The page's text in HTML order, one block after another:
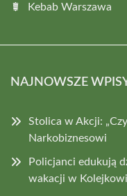
Kebab Warszawa
NAJNOWSZE
Stolica w Akcji:
Narkobiznesowi
Policjanci edukują
wakacji w